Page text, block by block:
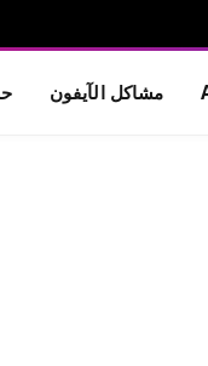
مشاكل الآيفون